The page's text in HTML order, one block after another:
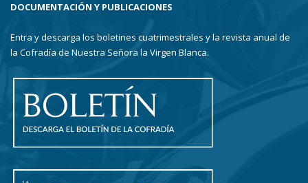
DOCUMENTACIÓN Y PUBLICACIONES
Entra y descarga los boletines cuatrimestrales y la revista anual de
la Cofradía de Nuestra Señora la Virgen Blanca.